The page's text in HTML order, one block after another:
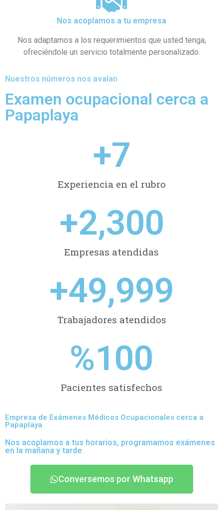
Nos acoplamos a tu empresa
Nos adaptamos a los requerimientos que usted tenga,
ofreciéndole un servicio totalmente personalizado.
Nuestros números nos avalan
Examen ocupacional cerca a
Papaplaya
Experiencia en el rubro
+7
Empresas atendidas
+2,300
Trabajadores atendidos
+49,999
Pacientes satisfechos
%100
Empresa de Exámenes Médicos Ocupacionales cerca a
Papaplaya
Nos acoplamos a tus horarios, programamos exámenes
en la mañana y tarde
Conversemos por Whatsapp